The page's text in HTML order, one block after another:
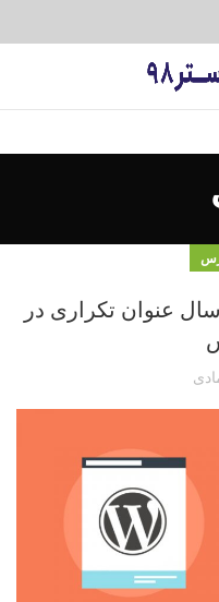
عنوان تکراری در